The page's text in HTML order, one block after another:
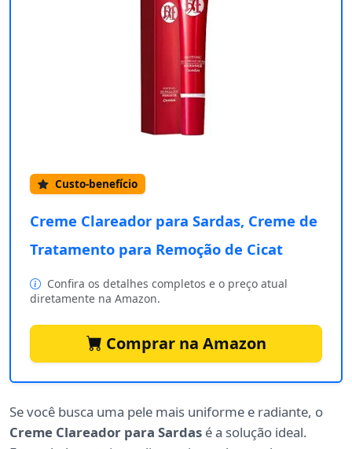
Custo-benefício
Creme Clareador para Sardas, Creme de
Tratamento para Remoção de Cicat
Confira os detalhes completos e o preço atual
diretamente na Amazon.
Comprar na Amazon
Se você busca uma pele mais uniforme e radiante, o
Creme Clareador para Sardas é a solução ideal.